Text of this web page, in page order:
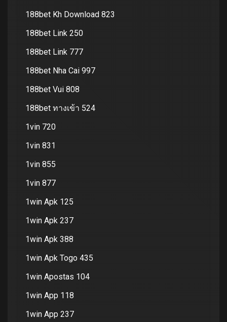
188bet Kh Download 823
188bet Link 250
188bet Link 777
188bet Nha Cai 997
188bet Vui 808
188bet ทางเข้า 524
1vin 720
1vin 831
1vin 855
1vin 877
1win Apk 125
1win Apk 237
1win Apk 388
1win Apk Togo 435
1win Apostas 104
1win App 118
1win App 237